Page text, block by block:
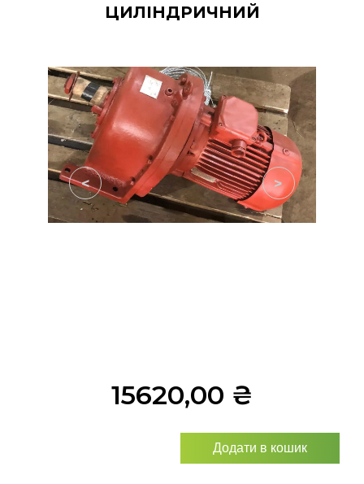
ЦИЛІНДРИЧНИЙ
< >
15620,00 ₴
Додати в кошик